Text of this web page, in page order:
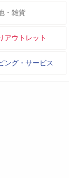
・雑貨
アウトレット
ング・サービス